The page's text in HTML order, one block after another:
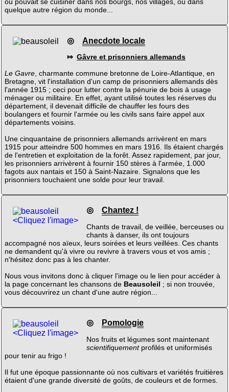
quelque autre région du monde...
◎ Anecdote locale
⤇ Gâvre et prisonniers allemands
Le Gavre, charmante commune bretonne de Loire-Atlantique, en
Bretagne, vit l'installation d'un camp de prisonniers allemands dès
l'année 1915 ; ceci pour lutter contre la pénurie de bois à usage
ménager ou militaire. En effet, ayant utilisé toutes les réserves du
département, il devenait difficile de chauffer les fours des
boulangers et fournir l'armée ou les civils sans faire appel aux
départements voisins.
Une cinquantaine de prisonniers allemands arrivèrent en mars
1915 pour atteindre 500 hommes en mars 1916. Ils étaient chargés
de l'entretien et exploitation de la forêt. Assez rapidement, par jour,
les prisonniers arrivèrent à fournir 150 stères à l'armée, 1.000
fagots aux nantais et 150 à Saint-Nazaire. Signalons que les
prisonniers touchaient une solde pour leur travail.
<Cliquez l'image>
◎ Chantez !
Chants de travail, de veillée, berceuses ou
chants à danser, ils ont toujours
accompagné nos aïeux, leurs soirées et leurs veillées. Ces chants
ne demandent qu'à vivre ou revivre à travers vous et vos amis ;
n'hésitez donc pas à les chanter.
Nous vous invitons donc à cliquer l'image ou le lien pour accéder à
la page concernant les chansons de Beausoleil ; si non trouvée,
vous découvrirez un chant d'une autre région...
<Cliquez l'image>
◎ Pomologie
Nos fruits et légumes sont maintenant
scientifiquementprofilés et uniformisés
pour tenir au frigo !
Il fut une époque passionnante où nos cultivars et variétés fruitières
étaient d'une grande diversité de goûts, de couleurs et de formes.